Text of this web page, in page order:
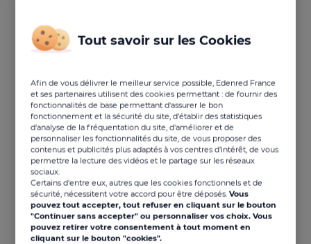
professionnels. Suivre une formation référent
harcèlement permet de doter les élus et
représentants d’outils concrets pour protéger les
social.
Pourquoi un référent
harcèlement au sein du CSE
?
Un enjeu majeur pour la santé
et la sécurité au travail
Le harcèlement sexuel et les agissements sexistes
constituent des risques psychosociaux graves,
Tout savoir sur les Cookies
Afin de vous délivrer le meilleur service possible, Edenred France
et ses partenaires utilisent des cookies permettant : de fournir des
fonctionnalités de base permettant d'assurer le bon
fonctionnement et la sécurité du site, d'établir des statistiques
d'analyse de la fréquentation du site, d'améliorer et de
personnaliser les fonctionnalités du site, de vous proposer des
contenus et publicités plus adaptés à vos centres d'intérêt, de vous
permettre la lecture des vidéos et le partage sur les réseaux
sociaux.
Certains d'entre eux, autres que les cookies fonctionnels et de
sécurité, nécessitent votre accord pour être déposés.Vous
pouvez tout accepter, tout refuser en cliquant sur le bouton
"Continuer sans accepter" ou personnaliser vos choix. Vous
pouvez retirer votre consentement à tout moment en
cliquant sur le bouton "cookies".